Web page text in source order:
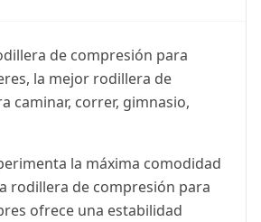
de compresión para
la mejor rodillera de
caminar, correr, gimnasio,
la máxima comodidad
rodillera de compresión para
ofrece una estabilidad